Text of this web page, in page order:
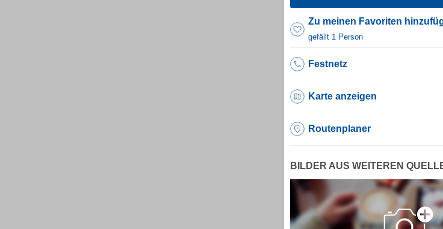
Zu meinen Favoriten
gefällt 1 Person
Festnetz
Karte anzeigen
Routenplaner
BILDER AUS WEITEREN